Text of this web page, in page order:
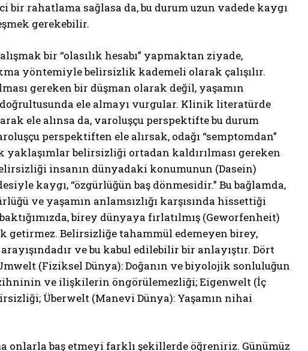
rahatlama sağlasa da, bu durum uzun vadede kaygı
gerekebilir.
bir “olasılık hesabı” yapmaktan ziyade,
yöntemiyle belirsizlik kademeli olarak çalışılır.
gereken bir düşman olarak değil, yaşamın
ele almayı vurgular. Klinik literatürde
ele alınsa da, varoluşçu perspektifte bu durum
perspektiften ele alırsak, odağı “semptomdan”
belirsizliği ortadan kaldırılması gereken
insanın dünyadaki konumunun (Dasein)
kaygı, “özgürlüğün baş dönmesidir.” Bu bağlamda,
ve yaşamın anlamsızlığı karşısında hissettiği
birey dünyaya fırlatılmış (Geworfenheit)
getirmez. Belirsizliğe tahammül edemeyen birey,
ve bu kabul edilebilir bir anlayıştır. Dört
(Fiziksel Dünya): Doğanın ve biyolojik sonluluğun
ve ilişkilerin öngörülemezliği; Eigenwelt (İç
Überwelt (Manevi Dünya): Yaşamın nihai
baş etmeyi farklı şekillerde öğreniriz. Günümüz